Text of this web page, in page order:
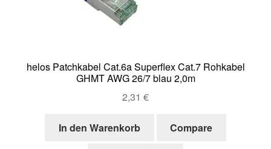
helos Patchkabel Cat.6a Superflex Cat.7 Rohkabel
GHMT AWG 26/7 blau 2,0m
2,31 €
In den Warenkorb Compare